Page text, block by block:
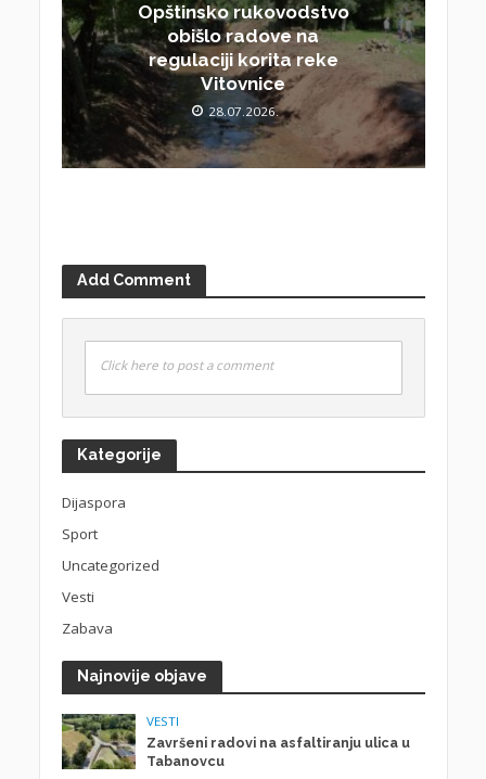
Opštinsko rukovodstvo
obišlo radove na
regulaciji korita reke
Vitovnice
28.07.2026.
Add Comment
Click here to post a comment
Kategorije
Dijaspora
Sport
Uncategorized
Vesti
Zabava
Najnovije objave
VESTI
Završeni radovi na asfaltiranju ulica u
Tabanovcu